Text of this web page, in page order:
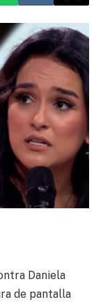
Daniela
de pantalla